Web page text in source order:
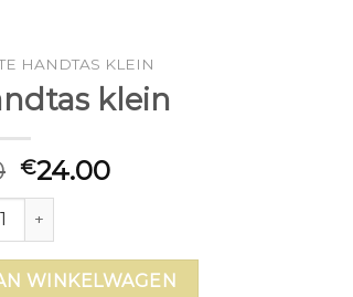
HANDTAS KLEIN
klein
€24.00
handtas klein aantal
WINKELWAGEN